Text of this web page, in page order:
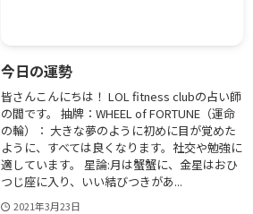
今日の運勢
皆さんこんにちは！ LOL fitness clubの占い師
の閻です。 抽牌：WHEEL of FORTUNE（運命
の輪）： 大きな夢のように初めに目が覚めた
ように、すべては良くなります。社交や勉強に
適しています。 星論:月は蟹蟹に、金星はおひ
つじ座に入り、いい結びつきがあ...
2021年3月23日